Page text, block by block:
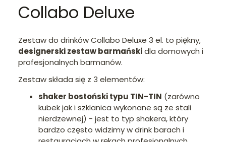
Collabo Deluxe
Zestaw do drinków Collabo Deluxe 3 el. to piękny,
designerski zestaw barmańskidla domowych i
profesjonalnych barmanów.
Zestaw składa się z 3 elementów:
shaker bostoński typu TIN-TIN (zarówno
kubek jak i szklanica wykonane są ze stali
nierdzewnej) - jest to typ shakera, który
bardzo często widzimy w drink barach i